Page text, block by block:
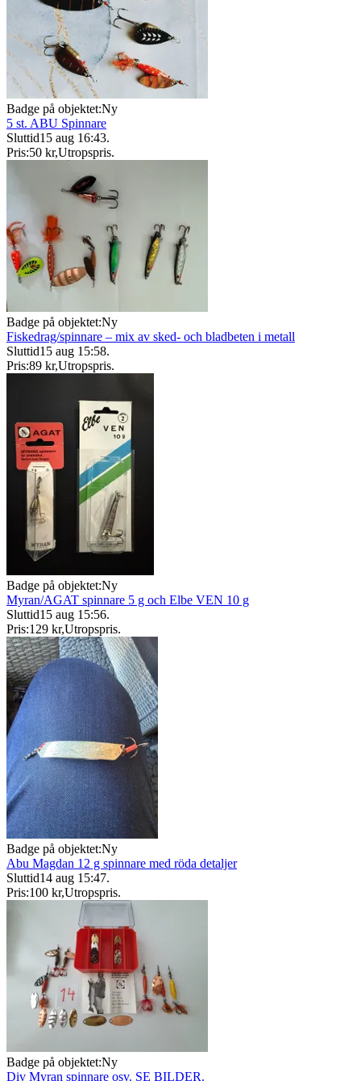
Badge på objektet:Ny
5 st. ABU Spinnare
Sluttid15 aug 16:43.
Pris:50 kr,Utropspris.
Badge på objektet:Ny
Fiskedrag/spinnare – mix av sked- och bladbeten i metall
Sluttid15 aug 15:58.
Pris:89 kr,Utropspris.
Badge på objektet:Ny
Myran/AGAT spinnare 5 g och Elbe VEN 10 g
Sluttid15 aug 15:56.
Pris:129 kr,Utropspris.
Badge på objektet:Ny
Abu Magdan 12 g spinnare med röda detaljer
Sluttid14 aug 15:47.
Pris:100 kr,Utropspris.
Badge på objektet:Ny
Div Myran spinnare osv. SE BILDER.